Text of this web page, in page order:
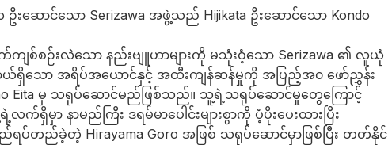
ဦးဆောင်သော Serizawa အဖွဲ့သည် Hijikata ဦးဆောင်သော Kondo
က်ကျစ်စဉ်းလဲသော နည်းဗျူဟာများကို မသုံးဝံ့သော Serizawa ၏ လူယုံ
ယ်ရှိသော အရိပ်အယောင်နှင့် အထီးကျန်ဆန်မှုကို အပြည့်အ၀ ဖော်ညွှန်း
Eita မှ သရုပ်ဆောင်မည်ဖြစ်သည်။ သူ့ရဲ့သရုပ်ဆောင်မှုတွေကြောင့်
ရှိမှာ နာမည်ကြီး ဒရမ်မာပေါင်းများစွာကို ပံ့ပိုးပေးထားပြီး
ပ်တည်ခဲ့တဲ့ Hirayama Goro အဖြစ် သရုပ်ဆောင်မှာဖြစ်ပြီး တတ်နိုင်